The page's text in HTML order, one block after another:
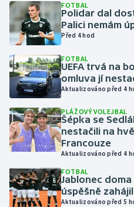
Házená
Jezdectví
Judo
Krasobruslení
Lezení
Lyže a snowboard
Moderní pětiboj
FOTBAL
Polidar dal
Palici nemám
Před 4 hod
FOTBAL
UEFA trvá na
omluva jí
Aktualizováno před 4
PLÁŽOVÝ VOLEJBAL
Šépka se
nestačili na
Francouze
Aktualizováno před 4
FOTBAL
Jablonec
úspěšně
Aktualizováno před 5